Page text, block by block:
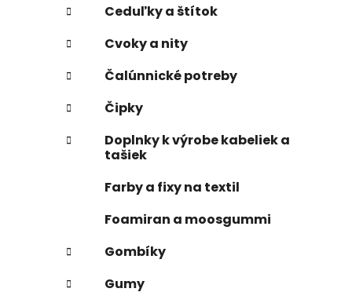
Ceduľky a štítok
Cvoky a nity
Čalúnnické potreby
Čipky
Doplnky k výrobe kabeliek a
tašiek
Farby a fixy na textil
Foamiran a moosgummi
Gombíky
Gumy